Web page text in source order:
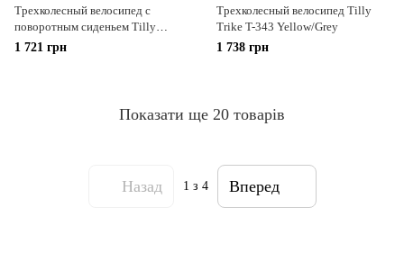
Трехколесный велосипед с
поворотным сиденьем Tilly
Camaro T-362/1 Фиолетовый
1 721 грн
Трехколесный велосипед Tilly
Trike T-343 Yellow/Grey
1 738 грн
Показати ще 20 товарів
Назад 1 з 4 Вперед